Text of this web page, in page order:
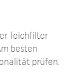
Teichfilter
besten
prüfen.